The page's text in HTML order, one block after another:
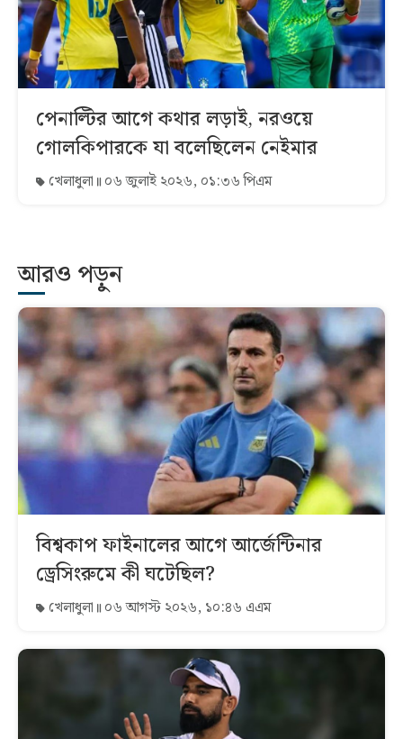
পেনাল্টির আগে কথার লড়াই, নরওয়ে
গোলকিপারকে যা বলেছিলেন নেইমার
খেলাধুলা ০৬ জুলাই ২০২৬, ০১:৩৬ পিএম
আরও পড়ুন
বিশ্বকাপ ফাইনালের আগে আর্জেন্টিনার
ড্রেসিংরুমে কী ঘটেছিল?
খেলাধুলা ০৬ আগস্ট ২০২৬, ১০:৪৬ এএম